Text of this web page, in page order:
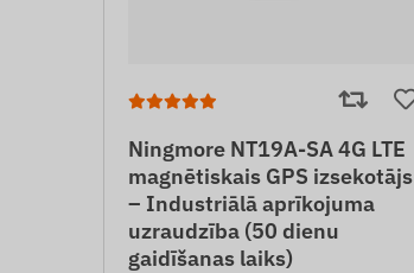
Ningmore NT19A-SA 4G LTE
magnētiskais GPS izsekotājs
– Industriālā aprīkojuma
uzraudzība (50 dienu
gaidīšanas laiks)